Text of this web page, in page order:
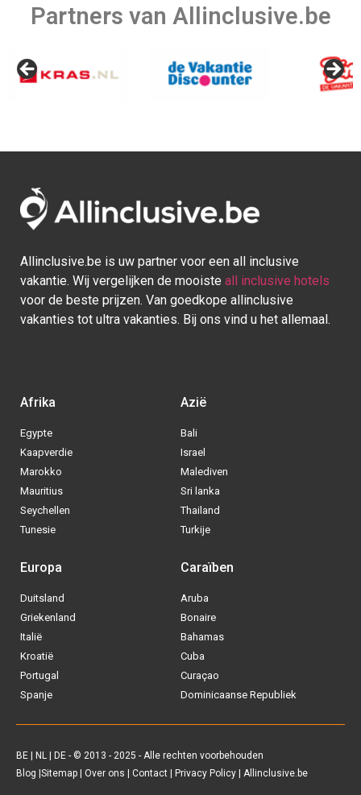
Last minute 23 december
Partners van Allinclusive.be
Allinclusive.be is uw partner voor een all inclusive
vakantie. Wij vergelijken de mooiste all inclusive hotels
voor de beste prijzen. Van goedkope allinclusive
vakanties tot ultra vakanties. Bij ons vind u het allemaal.
Afrika
Egypte
Kaapverdie
Marokko
Mauritius
Seychellen
Tunesie
Azië
Bali
Israel
Malediven
Sri lanka
Thailand
Turkije
Europa
Duitsland
Griekenland
Italië
Kroatië
Portugal
Spanje
Caraïben
Aruba
Bonaire
Bahamas
Cuba
Curaçao
Dominicaanse Republiek
BE | NL | DE - © 2013 - 2025 - Alle rechten voorbehouden
Blog |Sitemap | Over ons | Contact | Privacy Policy | Allinclusive.be